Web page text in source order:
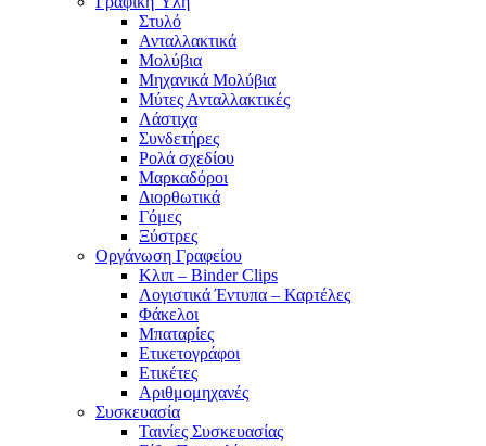
Στυλό
Ανταλλακτικά
Μολύβια
Μηχανικά Μολύβια
Μύτες Ανταλλακτικές
Λάστιχα
Συνδετήρες
Ρολά σχεδίου
Μαρκαδόροι
Διορθωτικά
Γόμες
Ξύστρες
Οργάνωση Γραφείου
Κλιπ – Binder Clips
Λογιστικά Έντυπα – Καρτέλες
Φάκελοι
Μπαταρίες
Ετικετογράφοι
Ετικέτες
Αριθμομηχανές
Συσκευασία
Ταινίες Συσκευασίας